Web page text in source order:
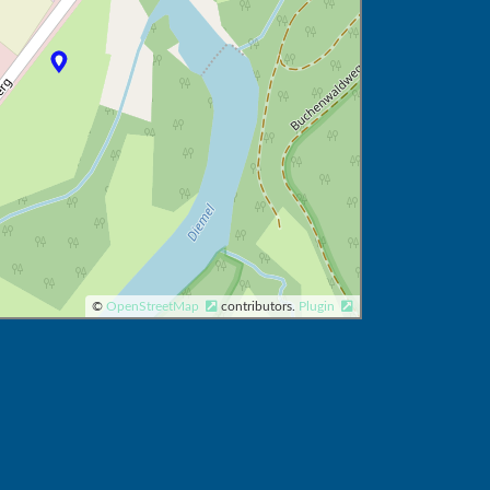
© OpenStreetMap contributors. Plugin